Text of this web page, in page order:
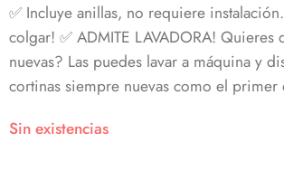
✅ Incluye anillas, no requiere
colgar! ✅ ADMITE LAVADORA! Quieres
nuevas? Las puedes lavar a máquina y
cortinas siempre nuevas como el primer
Sin existencias